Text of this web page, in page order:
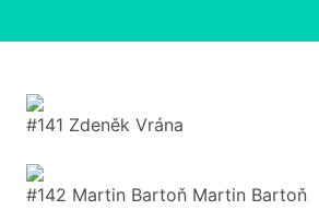
#141 Zdeněk Vrána
#142 Martin Bartoň Martin Bartoň